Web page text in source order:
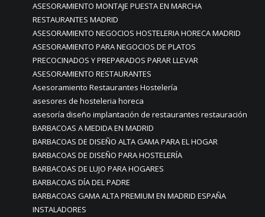
ASESORAMIENTO MONTAJE PUESTA EN MARCHA
RESTAURANTES MADRID
ASESORAMIENTO NEGOCIOS HOSTELERIA HORECA MADRID
ASESORAMIENTO PARA NEGOCIOS DE PLATOS
PRECOCINADOS Y PREPARADOS PARAR LLEVAR
ASESORAMIENTO RESTAURANTES
Asesoramiento Restaurantes Hostelería
asesores de hosteleria horeca
asesoría diseño implantación de restaurantes restauración
BARBACOAS A MEDIDA EN MADRID
BARBACOAS DE DISEÑO ALTA GAMA PARA EL HOGAR
BARBACOAS DE DISEÑO PARA HOSTELERÍA
BARBACOAS DE LUJO PARA HOGARES
BARBACOAS DÍA DEL PADRE
BARBACOAS GAMA ALTA PREMIUM EN MADRID ESPAÑA
INSTALADORES